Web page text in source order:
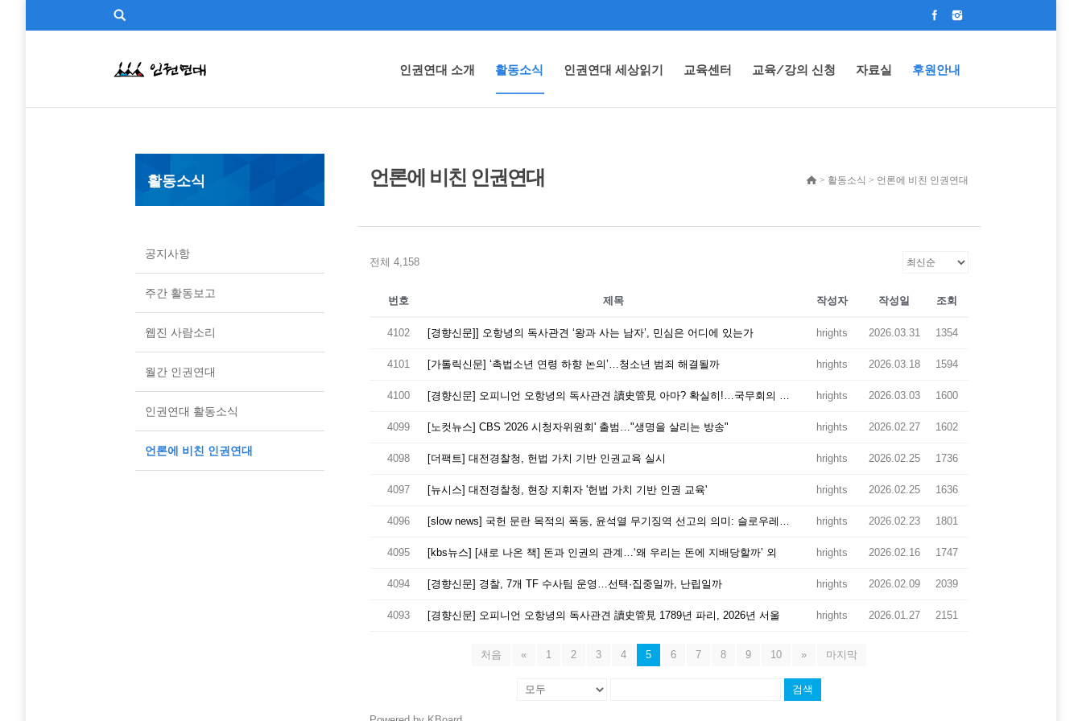
인권연대 소개 활동소식 인권연대 세상읽기 교육센터 교육/강의 신청 자료실 후원안내
활동소식
공지사항
주간 활동보고
웹진 사람소리
월간 인권연대
인권연대 활동소식
언론에 비친 인권연대
언론에 비친 인권연대 > 활동소식 > 언론에 비친 인권연대
전체 4,158
번호 제목 작성자 작성일 조회
4102 [경향신문]] 오항녕의 독사관견 ‘왕과 사는 남자’, 민심은 어디에 있는가 hrights 2026.03.31 1354
4101 [가톨릭신문] ‘촉법소년 연령 하향 논의’…청소년 범죄 해결될까 hrights 2026.03.18 1594
4100 [경향신문] 오피니언 오항녕의 독사관견 讀史管見 아마? 확실히!…국무회의 생중계라는 당대사 hrights 2026.03.03 1600
4099 [노컷뉴스] CBS '2026 시청자위원회' 출범…"생명을 살리는 방송" hrights 2026.02.27 1602
4098 [더팩트] 대전경찰청, 헌법 가치 기반 인권교육 실시 hrights 2026.02.25 1736
4097 [뉴시스] 대전경찰청, 현장 지휘자 '헌법 가치 기반 인권 교육' hrights 2026.02.25 1636
4096 [slow news] 국헌 문란 목적의 폭동, 윤석열 무기징역 선고의 의미: 슬로우레터 2월20일. hrights 2026.02.23 1801
4095 [kbs뉴스] [새로 나온 책] 돈과 인권의 관계…‘왜 우리는 돈에 지배당할까’ 외 hrights 2026.02.16 1747
4094 [경향신문] 경찰, 7개 TF 수사팀 운영…선택·집중일까, 난립일까 hrights 2026.02.09 2039
4093 [경향신문] 오피니언 오항녕의 독사관견 讀史管見 1789년 파리, 2026년 서울 hrights 2026.01.27 2151
처음 « 1 2 3 4 5 6 7 8 9 10 » 마지막
검색